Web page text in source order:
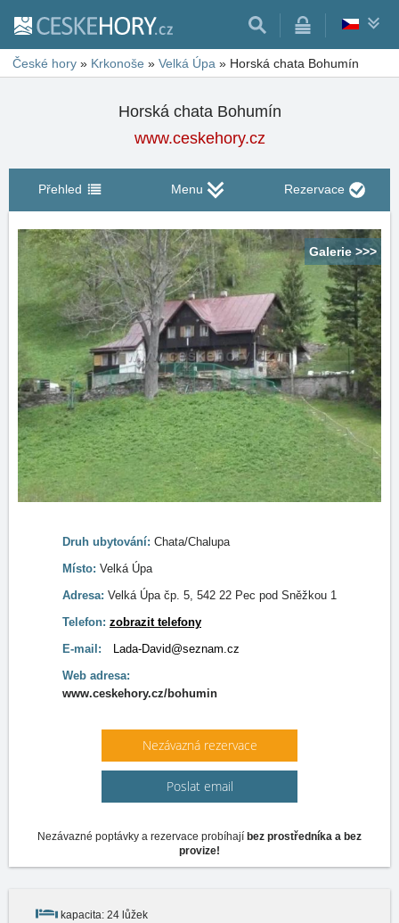
České hory » Krkonoše » Velká Úpa » Horská chata Bohumín
Horská chata Bohumín
www.ceskehory.cz
Přehled Menu Rezervace
Galerie >>>
Druh ubytování: Chata/Chalupa
Místo: Velká Úpa
Adresa: Velká Úpa čp. 5, 542 22 Pec pod Sněžkou 1
Telefon: zobrazit telefony
E-mail:
Lada-David@seznam.cz
Web adresa:
www.ceskehory.cz/bohumin
Nezávazná rezervace
Poslat email
Nezávazné poptávky a rezervace probíhají bez prostředníka a bez
provize!
kapacita: 24 lůžek